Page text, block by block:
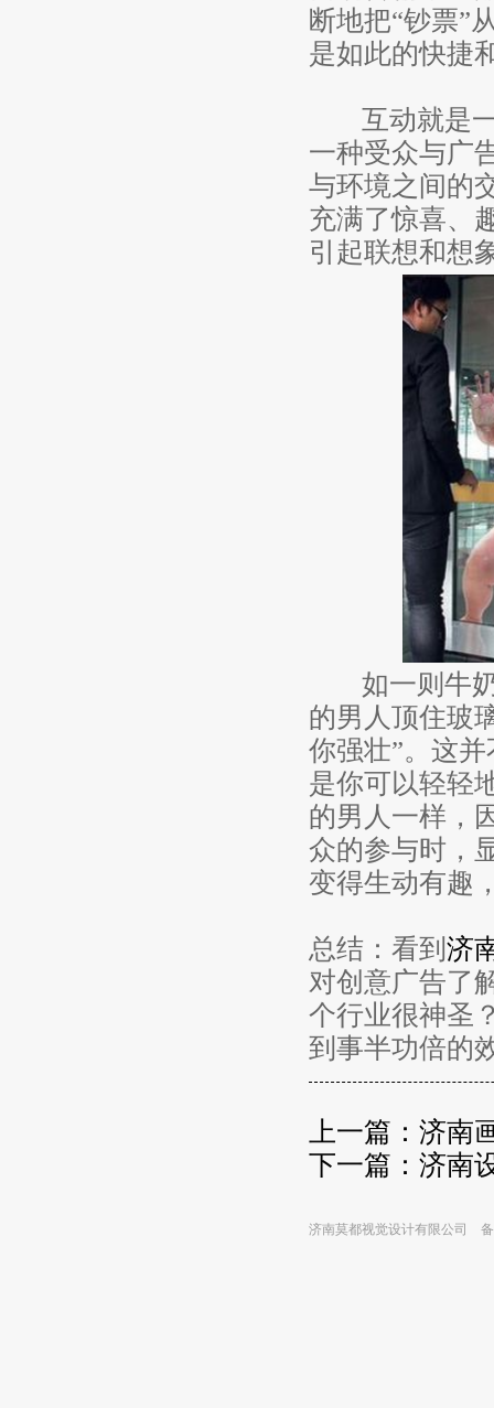
断地把“钞票”
是如此的快捷
互动就是一
一种受众与广
与环境之间的
充满了惊喜、
引起联想和想
如一则牛奶
的男人顶住玻
你强壮”。这
是你可以轻轻
的男人一样，
众的参与时，
变得生动有趣
总结：看到 济
对创意广告了
个行业很神圣
到事半功倍的
上一篇： 济南
下一篇： 济南
济南莫都视觉设计有限公司